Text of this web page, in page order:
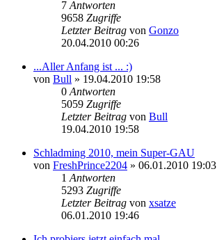
7 Antworten
9658 Zugriffe
Letzter Beitrag von Gonzo
20.04.2010 00:26
...Aller Anfang ist ... :)
von Bull » 19.04.2010 19:58
0 Antworten
5059 Zugriffe
Letzter Beitrag von Bull
19.04.2010 19:58
Schladming 2010, mein Super-GAU
von FreshPrince2204 » 06.01.2010 19:03
1 Antworten
5293 Zugriffe
Letzter Beitrag von xsatze
06.01.2010 19:46